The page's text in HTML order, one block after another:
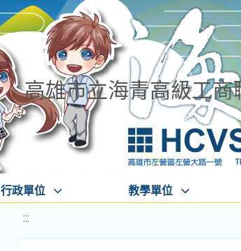
高雄市立海青高級工商
行政單位 教學單位
:::